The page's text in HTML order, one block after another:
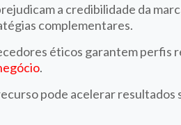
a credibilidade da
complementares.
éticos garantem perfis
.
pode acelerar resultados